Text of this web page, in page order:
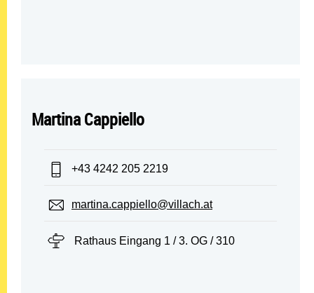
Martina Cappiello
Telefon:
+43 4242 205 2219
E-Mail:
martina.cappiello@villach.at
Standort:
Rathaus Eingang 1 / 3. OG / 310